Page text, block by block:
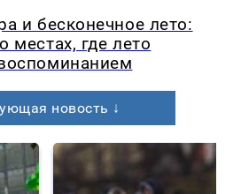
и бесконечное лето:
местах, где лето
новость ↓